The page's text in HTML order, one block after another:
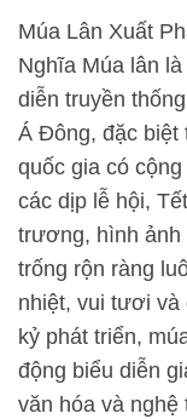
Múa Lân Xuất
Nghĩa Múa lân
diễn truyền
Á Đông, đặc biệt
quốc gia có
các dịp lễ hội,
trương, hình ảnh
trống rộn ràng
nhiệt, vui tươi và
kỷ phát triển,
động biểu diễn
văn hóa và